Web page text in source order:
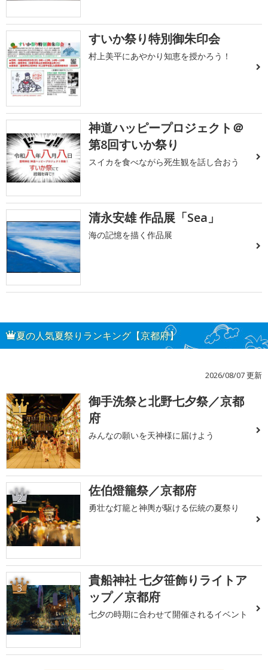
すいか祭り特別御朱印会
村上美平にあやかり知恵を授かろう！
神道ハッピープロジェクト＠
第8回すいか祭り
スイカを食べながら死生観を話し合おう
清永安雄 作品展「Sea」
海の記憶を描く作品展
夏の人気夏祭りランキング【京都府】
2026/08/07 更新
1
御手洗祭と北野七夕祭／京都
府
みんなの願いを天神様に届けよう
2 佐伯燈籠祭／京都府
勇壮な灯籠と神輿が駆ける伝統の夏祭り
3
貴船神社 七夕笹飾りライトア
ップ／京都府
七夕の時期に合わせて開催されるイベント